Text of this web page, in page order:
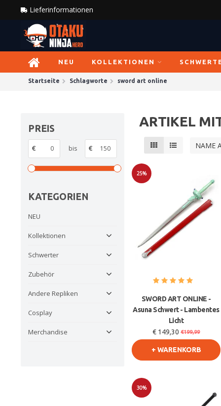
Lieferinformationen
NEU KOLLEKTIONEN
Startseite Schlagworte sword art online
PREIS
€ bis €
KATEGORIEN
NEU
Kollektionen
Schwerter
Zubehör
Andere Repliken
Cosplay
Merchandise
ARTIKEL
NAME
25%
SWORD ART ONLINE -
Asuna Schwert - Lambentes
Licht
€ 149,30 €199,99
+ WARENKORB
30%